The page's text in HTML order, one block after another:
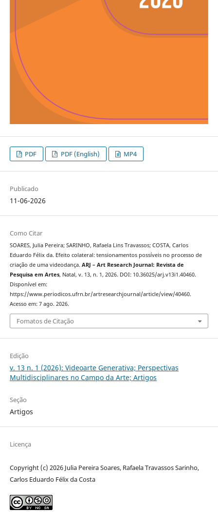
PDF PDF (English) MP4
Publicado
11-06-2026
Como Citar
SOARES, Julia Pereira; SARINHO, Rafaela Lins Travassos; COSTA, Carlos
Eduardo Félix da. Efeito colateral: tensionamentos possíveis no processo de
criação de uma videodança. ARJ – Art Research Journal: Revista de
Pesquisa em Artes, Natal, v. 13, n. 1, 2026. DOI: 10.36025/arj.v13i1.40460.
Disponível em:
https://www.periodicos.ufrn.br/artresearchjournal/article/view/40460.
Acesso em: 7 ago. 2026.
Fomatos de Citação
Edição
v. 13 n. 1 (2026): Videoarte Generativa; Perspectivas
Multidisciplinares no Campo da Arte; Artigos
Seção
Artigos
Licença
Copyright (c) 2026 Julia Pereira Soares, Rafaela Travassos Sarinho,
Carlos Eduardo Félix da Costa